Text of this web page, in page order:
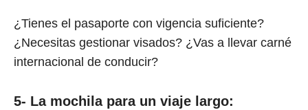
¿Tienes el pasaporte con vigencia suficiente?
¿Necesitas gestionar visados? ¿Vas a llevar carné
internacional de conducir?
5- La mochila para un viaje largo: